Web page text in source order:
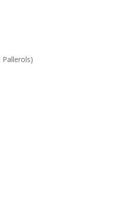
Pallerols)